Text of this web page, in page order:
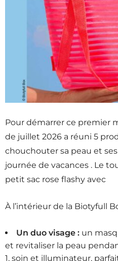
Pour démarrer ce premier
de juillet 2026 a réuni 5
chouchouter sa peau et
journée de vacances . Le
petit sac rose flashy avec
À l’intérieur de la Biotyfull
Un duo visage : un
et revitaliser la peau
1, soin et illuminateur,